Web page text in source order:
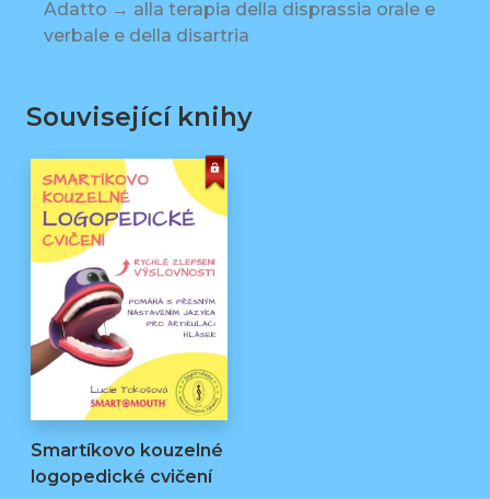
Adatto → alla terapia della disprassia orale e
verbale e della disartria
Související knihy
Smartíkovo kouzelné
logopedické cvičení